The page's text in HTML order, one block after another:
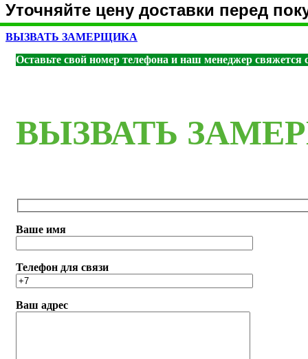
П-22
-
Магнолия
Уточняйте цену доставки перед
ВЫЗВАТЬ ЗАМЕРЩИКА
Оставьте свой номер телефона и наш менеджер свяжется
ВЫЗВАТЬ
Ваше имя
Телефон для связи
Ваш адрес